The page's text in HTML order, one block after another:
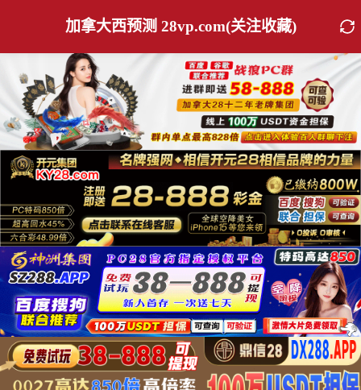
加拿大西预测 28vp.com(关注收藏)